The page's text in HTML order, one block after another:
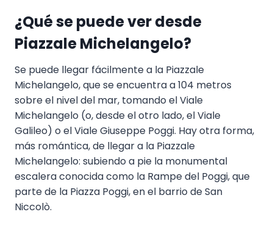
¿Qué se puede ver desde
Piazzale Michelangelo?
Se puede llegar fácilmente a la Piazzale
Michelangelo, que se encuentra a 104 metros
sobre el nivel del mar, tomando el Viale
Michelangelo (o, desde el otro lado, el Viale
Galileo) o el Viale Giuseppe Poggi. Hay otra forma,
más romántica, de llegar a la Piazzale
Michelangelo: subiendo a pie la monumental
escalera conocida como la Rampe del Poggi, que
parte de la Piazza Poggi, en el barrio de San
Niccolò.